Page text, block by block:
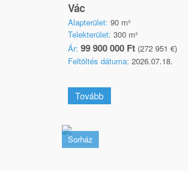
Vác
Alapterület: 90 m²
Telekterület: 300 m²
Ár: 99 900 000 Ft (272 951 €)
Feltöltés dátuma: 2026.07.18.
Tovább
Sorház